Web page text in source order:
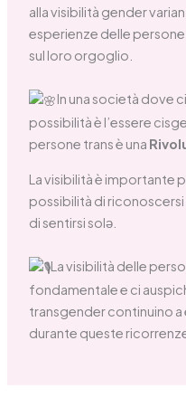
alla visibilità gender
esperienze delle
sul loro orgoglio.
In una società dove
possibilità è l’essere
persone trans è una
La visibilità è importante
possibilità di riconoscersi
di sentirsi solә
La visibilità delle
fondamentale e ci
transgender continuino
durante queste